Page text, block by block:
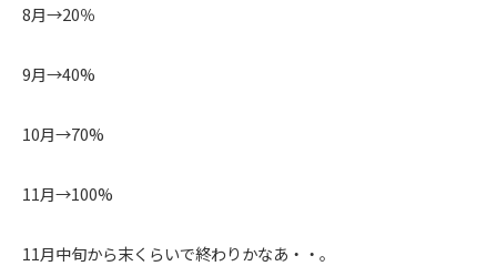
8月→20％
9月→40%
10月→70%
11月→100%
11月中旬から末くらいで終わりかなあ・・。